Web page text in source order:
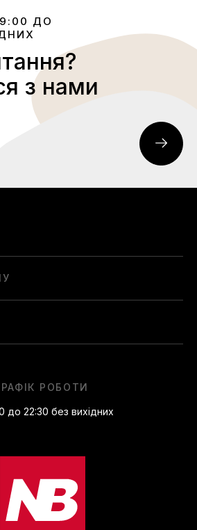
ДО
з нами
РОБОТИ
до 22:30 без вихідних